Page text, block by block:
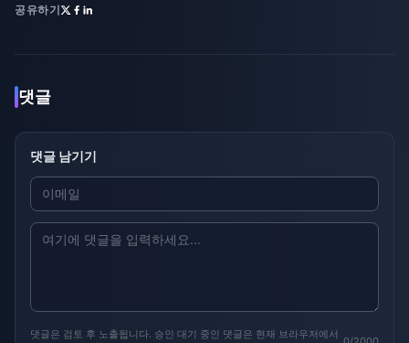
공유하기
댓글
댓글 남기기
댓글은 검토 후 노출됩니다. 승인 대기 중인 댓글은 현재 브라우저에서